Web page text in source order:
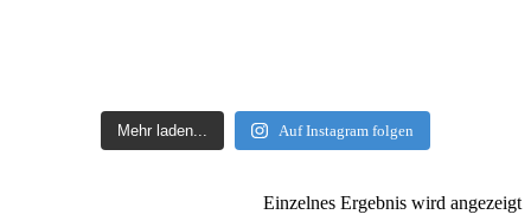
Mehr laden... Auf Instagram folgen
Einzelnes Ergebnis wird angezeigt